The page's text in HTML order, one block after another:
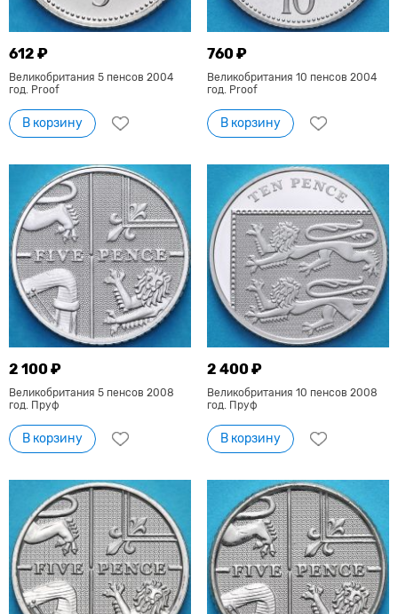
612 ₽
Великобритания 5 пенсов 2004
год. Proof
В корзину
760 ₽
Великобритания 10 пенсов 2004
год. Proof
В корзину
2 100 ₽
Великобритания 5 пенсов 2008
год. Пруф
В корзину
2 400 ₽
Великобритания 10 пенсов 2008
год. Пруф
В корзину